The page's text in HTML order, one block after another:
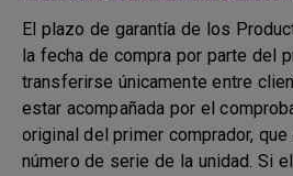
El plazo de garantía de los
la fecha de compra por parte del
transferirse únicamente entre
estar acompañada por el
original del primer comprador,
número de serie de la unidad. Si